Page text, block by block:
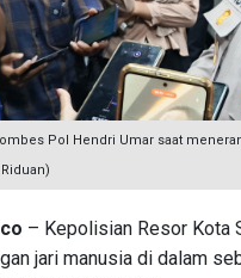
Pol Hendri Umar saat
– Kepolisian Resor Kota
jari manusia di dalam